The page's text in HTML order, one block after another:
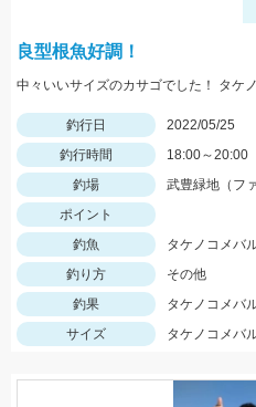
良型根魚好調！
中々いいサイズのカサゴでした！ タケ
釣行日
2022/05/25
釣行時間
18:00～20:00
釣場
武豊緑地（フ
ポイント
釣魚
タケノコメバ
釣り方
その他
釣果
タケノコメバ
サイズ
タケノコメバ